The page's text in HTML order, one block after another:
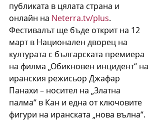
публиката в цялата страна и
онлайн на Neterra.tv/plus.
Фестивалът ще бъде открит на 12
март в Национален дворец на
културата с българската премиера
на филма „Обикновен инцидент“ на
иранския режисьор Джафар
Панахи – носител на „Златна
палма“ в Кан и една от ключовите
фигури на иранската „нова вълна“.